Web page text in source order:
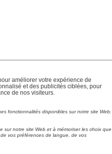
améliorer votre expérience de
et des publicités ciblées, pour
de nos visiteurs.
fonctionnalités disponibles sur notre site Web.
sur notre site Web et à mémoriser les choix que
vos préférences de langue, de vos